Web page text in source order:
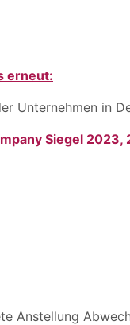
erneut:
Unternehmen in
Siegel 2023,
Anstellung